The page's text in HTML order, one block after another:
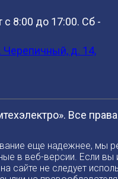
8:00 до 17:00. Сб -
Черепичный, д. 14,
Все
еще надежнее, мы
в веб-версии. Если
сайте не следует